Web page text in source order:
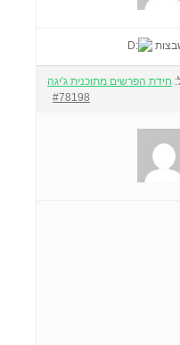
חידת הפרשים מתוכנית ג'יגה
#78198